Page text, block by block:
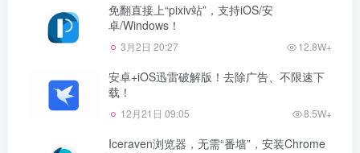
免翻直接上“pixiv站”，支持iOS/安
卓/Windows！
3月2日 20:27 12.8W+
安卓+iOS迅雷破解版！去除广告、不限速下
载！
12月21日 09:05 8.5W+
Iceraven浏览器，无需“番墙”，安装Chrome